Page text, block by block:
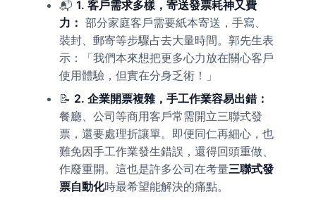
📬 1. 客戶需求多樣，寄送發票耗神又費
力： 部分家庭客戶需要紙本寄送，手寫、
裝封、郵寄等步驟占去大量時間。郭先生表
示：「我們本來想把更多心力放在關心客戶
使用體驗，但實在分身乏術！」
📝 2. 企業開票複雜，手工作業容易出錯：
餐廳、公司等商用客戶常需開立三聯式發
票，還要處理折讓單。即便同仁再細心，也
難免因手工作業發生錯誤，還得回頭重做、
作廢重開。這也是許多公司在考量三聯式發
票自動化時最希望能解決的痛點。